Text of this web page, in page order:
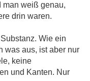
man weiß genau,
drin waren.
Wie ein
was aus, ist aber nur
keine
und Kanten. Nur